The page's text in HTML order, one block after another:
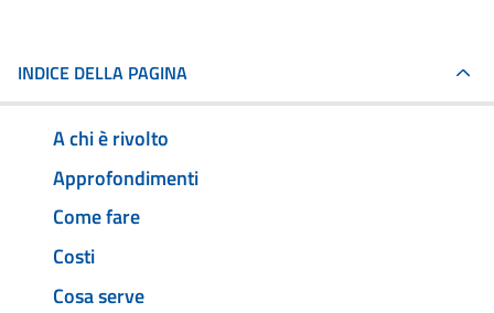
INDICE DELLA PAGINA
A chi è rivolto
Approfondimenti
Come fare
Costi
Cosa serve